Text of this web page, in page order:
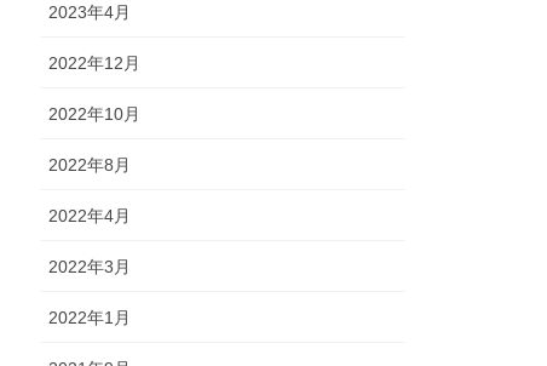
2023年4月
2022年12月
2022年10月
2022年8月
2022年4月
2022年3月
2022年1月